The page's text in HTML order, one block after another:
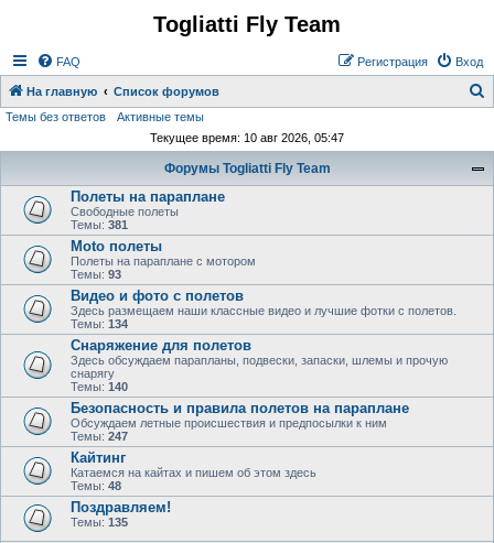
Togliatti Fly Team
FAQ Вход
Регистрация
На главную Список форумов
Темы без ответов
Активные темы
Текущее время: 10 авг 2026, 05:47
Форумы Togliatti Fly Team
Полеты на параплане
Свободные полеты
Темы: 381
Moto полеты
Полеты на параплане с мотором
Темы: 93
Видео и фото с полетов
Здесь размещаем наши классные видео и лучшие фотки с полетов.
Темы: 134
Снаряжение для полетов
Здесь обсуждаем парапланы, подвески, запаски, шлемы и прочую
снарягу
Темы: 140
Безопасность и правила полетов на параплане
Обсуждаем летные происшествия и предпосылки к ним
Темы: 247
Кайтинг
Катаемся на кайтах и пишем об этом здесь
Темы: 48
Поздравляем!
Темы: 135